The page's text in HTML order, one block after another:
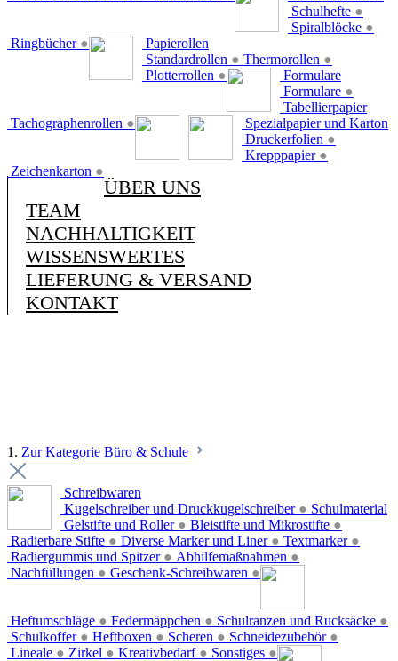
Schulhefte ●
Spiralblöcke ●
Ringbücher ●
Papierollen
Standardrollen ● Thermorollen ●
Plotterrollen ●
Formulare
Formulare ●
Tachographenrollen ●
Tabellierpapier
Spezialpapier und Karton
Druckerfolien ●
Krepppapier ●
Zeichenkarton ●
ÜBER UNS
TEAM
NACHHALTIGKEIT
WISSENSWERTES
LIEFERUNG & VERSAND
KONTAKT
1. Zur Kategorie Büro & Schule
Schreibwaren
Kugelschreiber und Druckkugelschreiber ●
Gelstifte und Roller ● Bleistifte und Mikrostifte ●
Radierbare Stifte ● Diverse Marker und Liner ● Textmarker ●
Radiergummis und Spitzer ● Abhilfemaßnahmen ●
Nachfüllungen ● Geschenk-Schreibwaren ●
Schulmaterial
Heftumschläge ● Federmäppchen ● Schulranzen und Rucksäcke ●
Schulkoffer ● Heftboxen ● Scheren ● Schneidezubehör ●
Lineale ● Zirkel ● Kreativbedarf ● Sonstiges ●